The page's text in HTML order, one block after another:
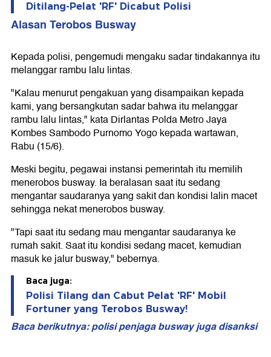
Ditilang-Pelat 'RF' Dicabut Polisi
Alasan Terobos Busway
Kepada polisi, pengemudi mengaku sadar tindakannya itu
melanggar rambu lalu lintas.
"Kalau menurut pengakuan yang disampaikan kepada
kami, yang bersangkutan sadar bahwa itu melanggar
rambu lalu lintas," kata Dirlantas Polda Metro Jaya
Kombes Sambodo Purnomo Yogo kepada wartawan,
Rabu (15/6).
Meski begitu, pegawai instansi pemerintah itu memilih
menerobos busway. Ia beralasan saat itu sedang
mengantar saudaranya yang sakit dan kondisi lalin macet
sehingga nekat menerobos busway.
"Tapi saat itu sedang mau mengantar saudaranya ke
rumah sakit. Saat itu kondisi sedang macet, kemudian
masuk ke jalur busway," bebernya.
Baca juga:
Polisi Tilang dan Cabut Pelat 'RF' Mobil
Fortuner yang Terobos Busway!
Baca berikutnya: polisi penjaga busway juga disanksi